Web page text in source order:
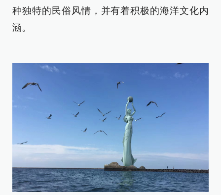
种独特的民俗风情，并有着积极的海洋文化内
涵。